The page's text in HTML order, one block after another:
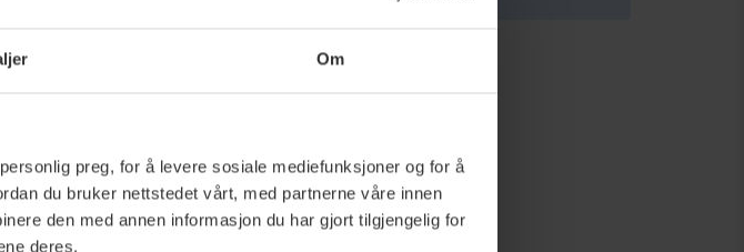
Om
preg, for å levere sosiale mediefunksjoner og for å
du bruker nettstedet vårt, med partnerne våre innen
den med annen informasjon du har gjort tilgjengelig for
deres.